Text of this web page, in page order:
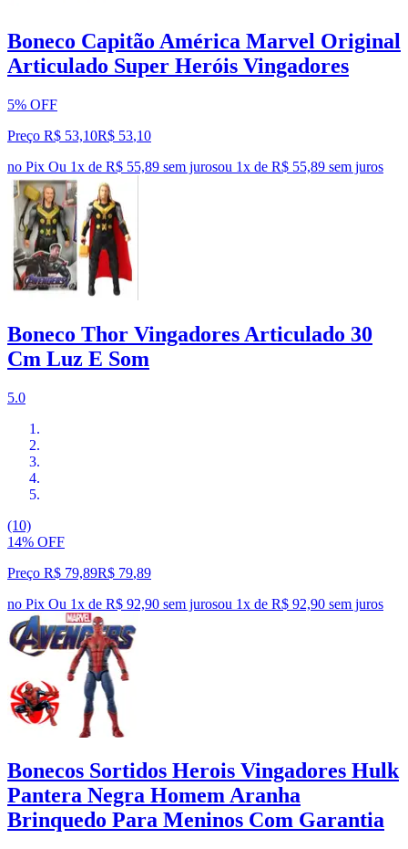
Boneco Capitão América Marvel Original
Articulado Super Heróis Vingadores
5% OFF
Preço R$ 53,10R$ 53,10
no Pix Ou 1x de R$ 55,89 sem jurosou 1x de R$ 55,89 sem juros
Boneco Thor Vingadores Articulado 30
Cm Luz E Som
5.0
(10)
14% OFF
Preço R$ 79,89R$ 79,89
no Pix Ou 1x de R$ 92,90 sem jurosou 1x de R$ 92,90 sem juros
Bonecos Sortidos Herois Vingadores Hulk
Pantera Negra Homem Aranha
Brinquedo Para Meninos Com Garantia